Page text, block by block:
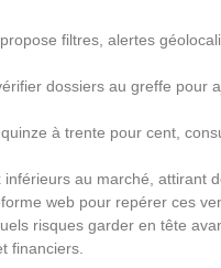
filtres, alertes
dossiers au greffe pour
à trente pour cent,
au marché, attirant
web pour repérer ces
risques garder en tête
financiers.